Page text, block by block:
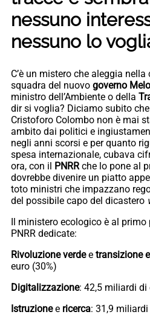
nessuno
nessuno lo
C’è un mistero che aleggia
squadra del nuovo governo
ministro dell’Ambiente o della
dir si voglia? Diciamo subito
Cristoforo Colombo non è mai
ambito dai politici e
negli anni scorsi e per quanto
spesa internazionale, cubava
ora, con il PNRRche lo pone al
dovrebbe divenire un piatto
toto ministri che impazzano
del possibile capo del dicastero
Il ministero ecologico è al primo
PNRR dedicate:
Rivoluzione verdee transizione
euro (30%)
Digitalizzazione: 42,5 miliardi di
Istruzionee ricerca: 31,9